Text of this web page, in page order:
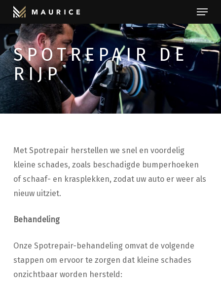
Skip
main
content
Menu
SPOTREPAIR DE
RIJP
Met Spotrepair herstellen we snel en voordelig
kleine schades, zoals beschadigde bumperhoeken
of schaaf- en krasplekken, zodat uw auto er weer als
nieuw uitziet.
Behandeling
Onze Spotrepair-behandeling omvat de volgende
stappen om ervoor te zorgen dat kleine schades
onzichtbaar worden hersteld:
Close
Menu